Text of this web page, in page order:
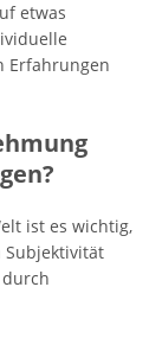
etwas
Erfahrungen
ist es wichtig,
Subjektivität